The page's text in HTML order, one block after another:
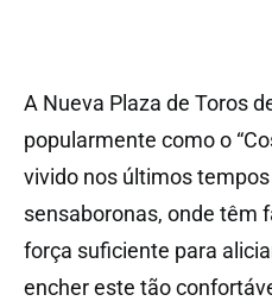
A Nueva Plaza de Toros
popularmente como o
vivido nos últimos
sensaboronas, onde têm
força suficiente para
encher este tão